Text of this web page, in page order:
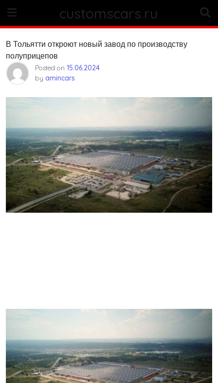
content
customscars.ru
В Тольятти откроют новый завод по производству
полуприцепов
Posted on 15.06.2024
by amincars